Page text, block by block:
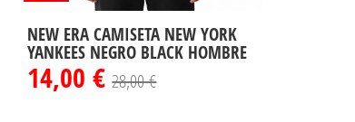
NEW ERA CAMISETA NEW YORK
YANKEES NEGRO BLACK HOMBRE
14,00 €28,00 €